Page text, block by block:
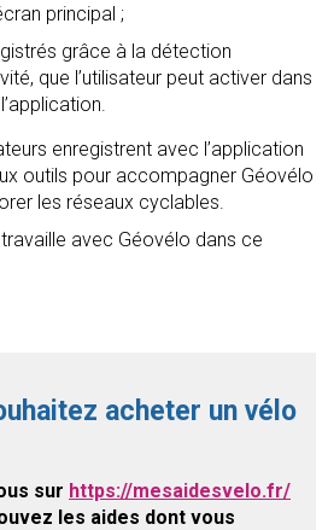
principal ;
grâce à la détection
que l’utilisateur peut activer dans
enregistrent avec l’application
outils pour accompagner Géovélo
les réseaux cyclables.
avec Géovélo dans ce
acheter un vélo
sur https://mesaidesvelo.fr/
les aides dont vous